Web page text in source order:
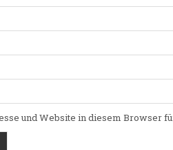
und Website in diesem Browser